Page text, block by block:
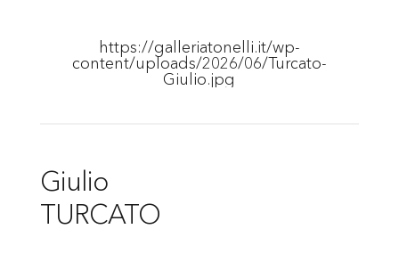
News
https://galleriatonelli.it/wp-
content/uploads/2026/06/Turcato-
Giulio.jpg
Giulio
TURCATO